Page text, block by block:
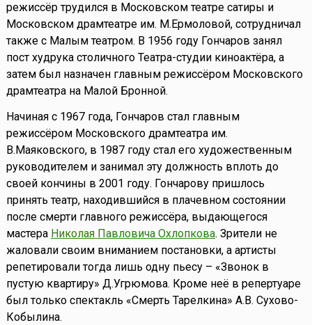
режиссёр трудился в Московском театре сатиры и
Московском драмтеатре им. М.Ермоловой, сотрудничал
также с Малым театром. В 1956 году Гончаров занял
пост худрука столичного Театра-студии киноактёра, а
затем был назначен главным режиссёром Московского
драмтеатра на Малой Бронной.
Начиная с 1967 года, Гончаров стал главным
режиссёром Московского драмтеатра им.
В.Маяковского, в 1987 году стал его художественным
руководителем и занимал эту должность вплоть до
своей кончины в 2001 году. Гончарову пришлось
принять театр, находившийся в плачевном состоянии
после смерти главного режиссёра, выдающегося
мастера Николая Павловича Охлопкова. Зрители не
жаловали своим вниманием постановки, а артисты
репетировали тогда лишь одну пьесу – «Звонок в
пустую квартиру» Д.Угрюмова. Кроме неё в репертуаре
был только спектакль «Смерть Тарелкина» А.В. Сухово-
Кобылина.